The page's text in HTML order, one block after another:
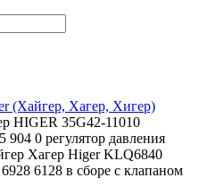
(Хайгер, Хагер, Хигер)
HIGER 35G42-11010
904 0 регулятор давления
Хагер Higer KLQ6840
6128 в сборе с клапаном